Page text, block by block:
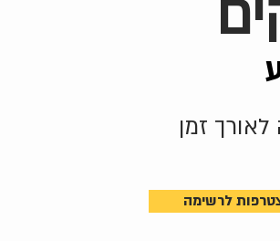
לרשימה